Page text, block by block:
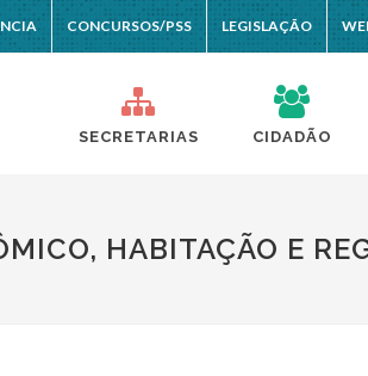
CONCURSOS/PSS LEGISLAÇÃO
SECRETARIAS CIDADÃO
HABITAÇÃO E